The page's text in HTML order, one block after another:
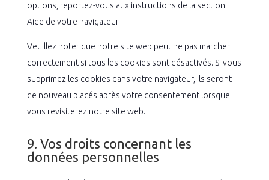
options, reportez-vous aux instructions de la section
Aide de votre navigateur.
Veuillez noter que notre site web peut ne pas marcher
correctement si tous les cookies sont désactivés. Si vous
supprimez les cookies dans votre navigateur, ils seront
de nouveau placés après votre consentement lorsque
vous revisiterez notre site web.
9. Vos droits concernant les
données personnelles